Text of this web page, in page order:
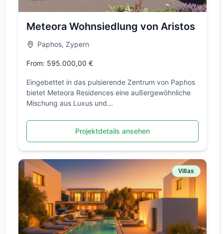
Meteora Wohnsiedlung von Aristos
Paphos, Zypern
From: 595.000,00 €
Eingebettet in das pulsierende Zentrum von Paphos
bietet Meteora Residences eine außergewöhnliche
Mischung aus Luxus und...
Projektdetails ansehen
Villas